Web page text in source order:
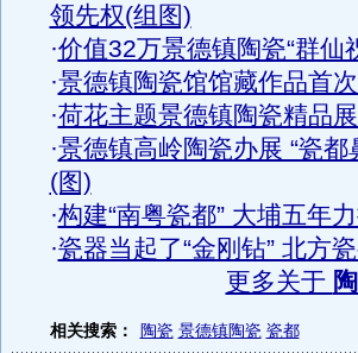
领先权(组图)
·价值32万景德镇陶瓷“群仙
·景德镇陶瓷馆馆藏作品首
·荷花主题景德镇陶瓷精品
·景德镇高岭陶瓷办展 “瓷都
(图)
·构建“南粤瓷都” 大埔五年
·瓷器当起了“金刚钻” 北方
更多关于
相关搜索： 陶瓷 景德镇陶瓷 瓷都